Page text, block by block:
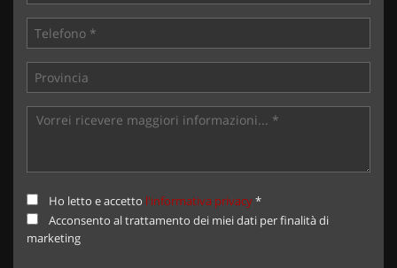
Ho letto e accetto l'informativa privacy*
Acconsento al trattamento dei miei dati per finalità di
marketing